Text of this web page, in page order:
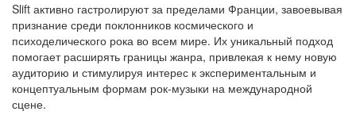
Slift активно гастролируют за пределами Франции, завоевывая
признание среди поклонников космического и
психоделического рока во всем мире. Их уникальный подход
помогает расширять границы жанра, привлекая к нему новую
аудиторию и стимулируя интерес к экспериментальным и
концептуальным формам рок-музыки на международной
сцене.